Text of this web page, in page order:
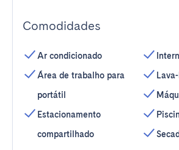
Comodidades
Ar condicionado
Área de trabalho para
portátil
Estacionamento
compartilhado